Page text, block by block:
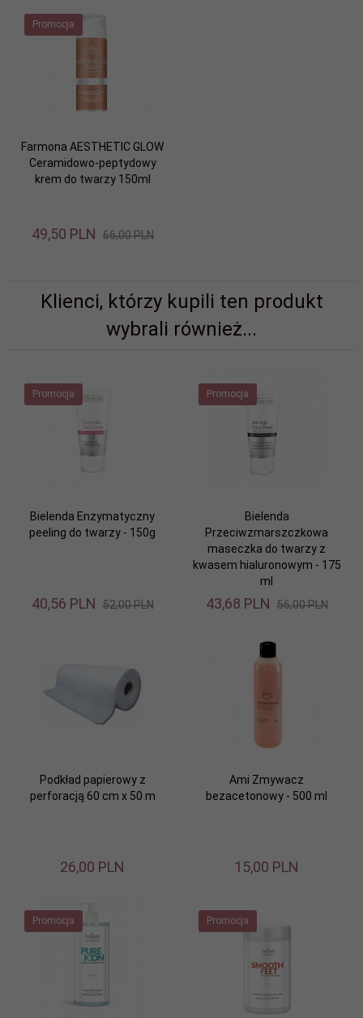
Promocja
Farmona AESTHETIC GLOW
Ceramidowo-peptydowy
krem do twarzy 150ml
49,50 PLN 66,00 PLN
Klienci, którzy kupili ten produkt
wybrali również...
Promocja
Bielenda Enzymatyczny
peeling do twarzy - 150g
40,56 PLN 52,00 PLN
Promocja
Bielenda
Przeciwzmarszczkowa
maseczka do twarzy z
kwasem hialuronowym - 175
ml
43,68 PLN 56,00 PLN
Podkład papierowy z
perforacją 60 cm x 50 m
26,00 PLN
Ami Zmywacz
bezacetonowy - 500 ml
15,00 PLN
Promocja Promocja